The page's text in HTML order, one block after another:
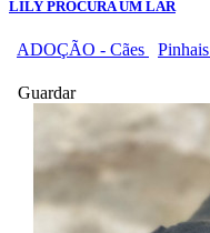
LILY PROCURA UM LAR
ADOÇÃO - Cães Pinhais
Guardar